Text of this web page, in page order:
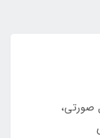
صورتی،